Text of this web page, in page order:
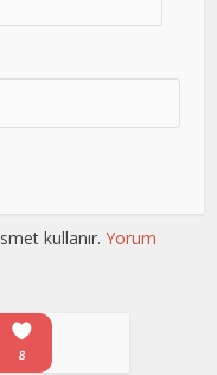
kullanır.Yorum